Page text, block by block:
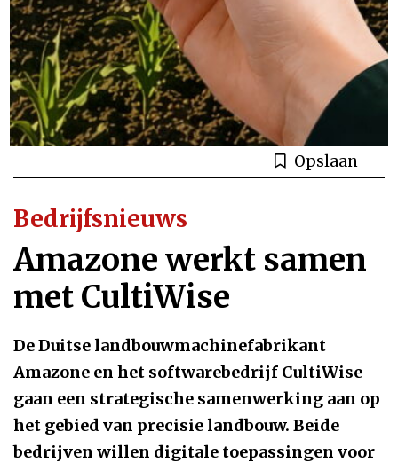
Opslaan
Bedrijfsnieuws
Amazone werkt samen
met CultiWise
De Duitse landbouwmachinefabrikant
Amazone en het softwarebedrijf CultiWise
gaan een strategische samenwerking aan op
het gebied van precisie landbouw. Beide
bedrijven willen digitale toepassingen voor